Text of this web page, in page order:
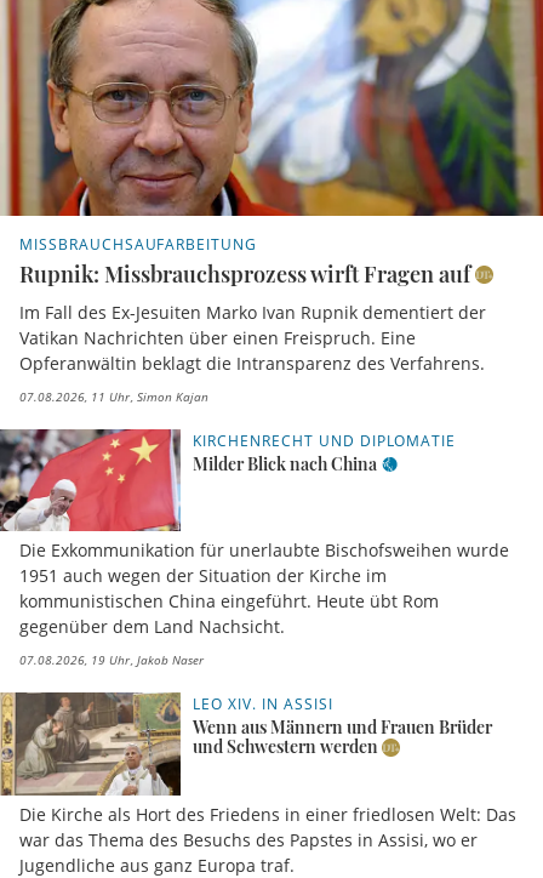
MISSBRAUCHSAUFARBEITUNG
Rupnik: Missbrauchsprozess wirft Fragen auf
Im Fall des Ex-Jesuiten Marko Ivan Rupnik dementiert der
Vatikan Nachrichten über einen Freispruch. Eine
Opferanwältin beklagt die Intransparenz des Verfahrens.
07.08.2026, 11 Uhr Simon Kajan
KIRCHENRECHT UND DIPLOMATIE
Milder Blick nach China
Die Exkommunikation für unerlaubte Bischofsweihen wurde
1951 auch wegen der Situation der Kirche im
kommunistischen China eingeführt. Heute übt Rom
gegenüber dem Land Nachsicht.
07.08.2026, 19 Uhr Jakob Naser
LEO XIV. IN ASSISI
Wenn aus Männern und Frauen Brüder
und Schwestern werden
Die Kirche als Hort des Friedens in einer friedlosen Welt: Das
war das Thema des Besuchs des Papstes in Assisi, wo er
Jugendliche aus ganz Europa traf.